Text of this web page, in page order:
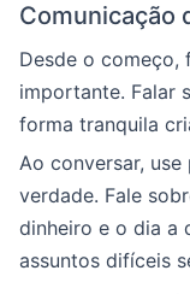
Comunicação
Desde o começo,
importante. Falar
forma tranquila
Ao conversar,
verdade. Fale
dinheiro e o dia a
assuntos difíceis